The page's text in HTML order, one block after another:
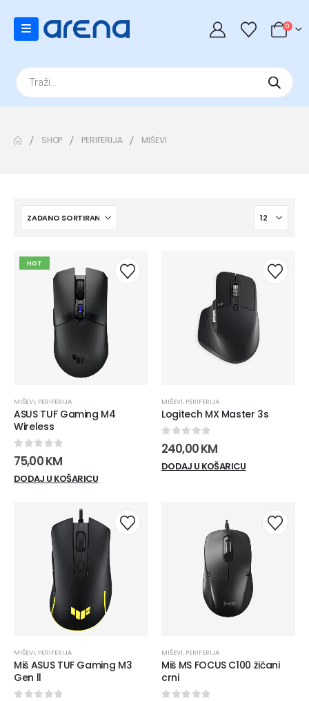
0
Products
search
SHOP PERIFERIJA MIŠEVI
HOT
MIŠEVI, PERIFERIJA
ASUS TUF Gaming M4
Wireless
0out of 5
75,00KM
DODAJ U KOŠARICU
MIŠEVI, PERIFERIJA
Logitech MX Master 3s
0 out of 5
240,00KM
DODAJ U KOŠARICU
MIŠEVI, PERIFERIJA
Miš ASUS TUF Gaming M3
Gen ll
MIŠEVI, PERIFERIJA
Miš MS FOCUS C100 žičani
crni